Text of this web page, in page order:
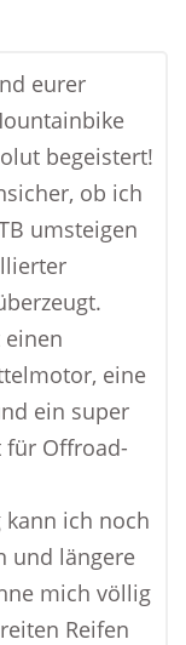
eurer
begeistert!
ob ich
umsteigen
einen
eine
ein super
für Offroad-
ich noch
und längere
mich völlig
Reifen